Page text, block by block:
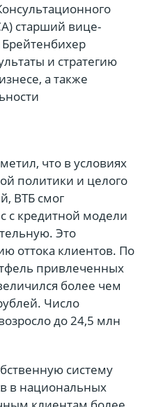
старший вице-
и стратегию
а также
что в условиях
политики и целого
ВТБ смог
с кредитной модели
Это
оттока клиентов. По
привлеченных
более чем
Число
до 24,5 млн
систему
в национальных